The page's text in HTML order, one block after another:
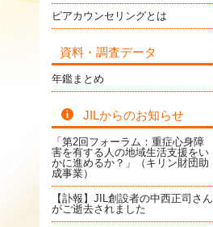
ピアカウンセリングとは
資料・調査データ
年鑑まとめ
JILからのお知らせ
「第2回フォーラム：重症心身障
害を有する人の地域生活支援をい
かに進めるか？」（キリン財団助
成事業）
【訃報】JIL創設者の中西正司さん
がご逝去されました